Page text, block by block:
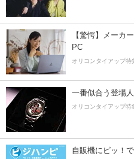
【驚愕】メーカ
PC
オリコンタイアップ特
一番似合う登場
オリコンタイアップ特
自販機にピッ！